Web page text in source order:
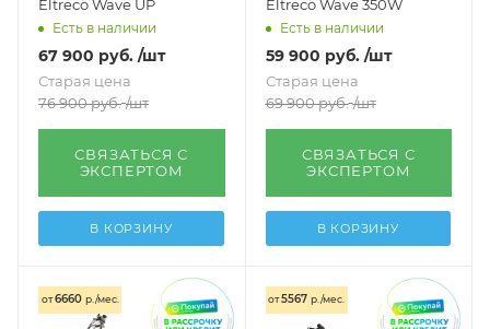
Eltreco Wave UP
Есть в наличии
67 900 руб. /шт
Старая цена
76 900руб. /шт
СВЯЗАТЬСЯ С
ЭКСПЕРТОМ
В КОРЗИНУ
Eltreco Wave 350W
Есть в наличии
59 900 руб. /шт
Старая цена
69 900руб. /шт
СВЯЗАТЬСЯ С
ЭКСПЕРТОМ
В КОРЗИНУ
от6660 р./мес. от5567 р./мес.